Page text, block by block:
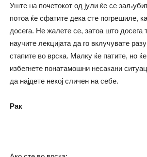
Уште на почетокот од јули ќе се
потоа ќе сфатите дека сте погрешиле,
досега. Не жалете се, затоа што досега
научите лекцијата да го вклучувате
стапите во врска. Малку ќе патите, но
избегнете понатамошни несакани
да најдете некој сличен на себе.
Рак